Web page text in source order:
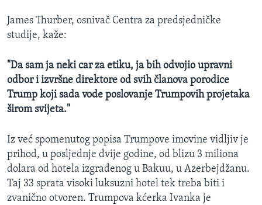
James Thurber, osnivač Centra za predsjedničke
studije, kaže:
"Da sam ja neki car za etiku, ja bih odvojio upravni
odbor i izvršne direktore od svih članova porodice
Trump koji sada vode poslovanje Trumpovih projetaka
širom svijeta."
Iz već spomenutog popisa Trumpove imovine vidljiv je
prihod, u posljednje dvije godine, od blizu 3 miliona
dolara od hotela izgrađenog u Bakuu, u Azerbejdžanu.
Taj 33 sprata visoki luksuzni hotel tek treba biti i
zvanično otvoren. Trumpova kćerka Ivanka je